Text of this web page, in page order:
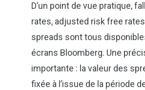
D’un point de vue pratique,
rates, adjusted risk free rates
spreads sont tous
écrans Bloomberg. Une
importante : la valeur des
fixée à l’issue de la période